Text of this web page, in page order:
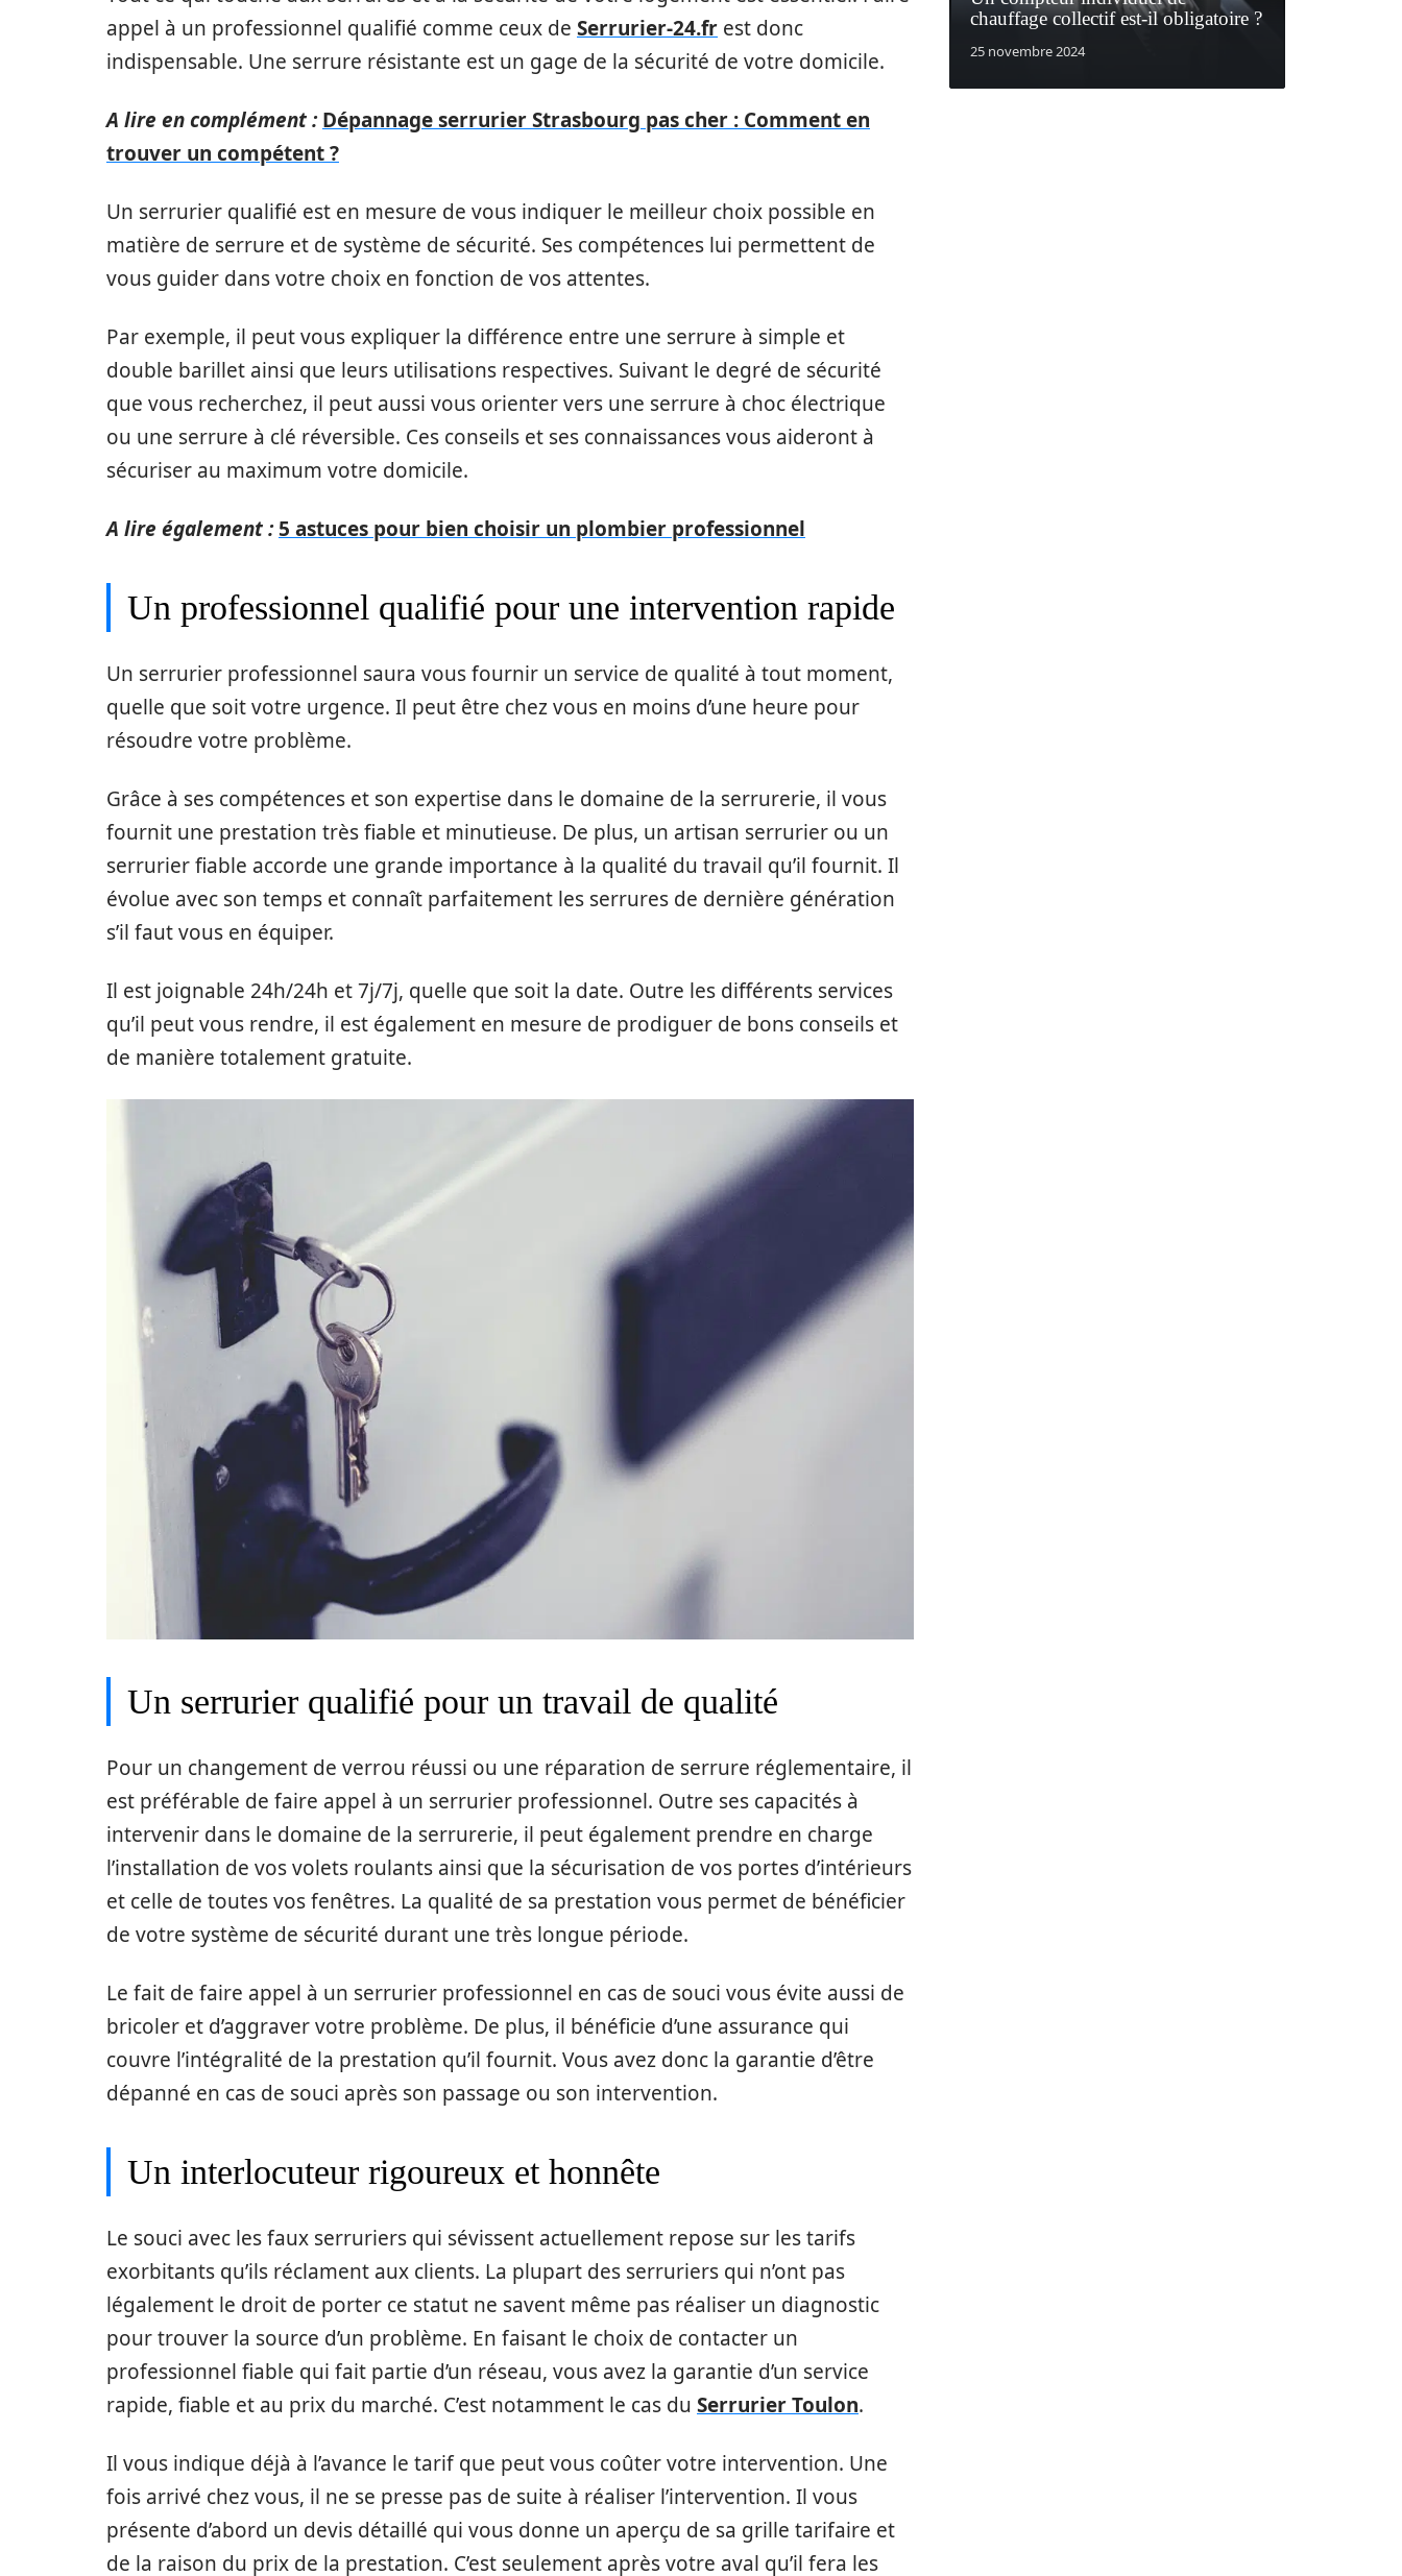
appel à un professionnel qualifié comme ceux de Serrurier-24.fr est donc
indispensable. Une serrure résistante est un gage de la sécurité de votre domicile.
A lire en complément : Dépannage serrurier Strasbourg pas cher : Comment en
trouver un compétent ?
Un serrurier qualifié est en mesure de vous indiquer le meilleur choix possible en
matière de serrure et de système de sécurité. Ses compétences lui permettent de
vous guider dans votre choix en fonction de vos attentes.
Par exemple, il peut vous expliquer la différence entre une serrure à simple et
double barillet ainsi que leurs utilisations respectives. Suivant le degré de sécurité
que vous recherchez, il peut aussi vous orienter vers une serrure à choc électrique
ou une serrure à clé réversible. Ces conseils et ses connaissances vous aideront à
sécuriser au maximum votre domicile.
A lire également : 5 astuces pour bien choisir un plombier professionnel
Un professionnel qualifié pour une intervention rapide
Un serrurier professionnel saura vous fournir un service de qualité à tout moment,
quelle que soit votre urgence. Il peut être chez vous en moins d’une heure pour
résoudre votre problème.
Grâce à ses compétences et son expertise dans le domaine de la serrurerie, il vous
fournit une prestation très fiable et minutieuse. De plus, un artisan serrurier ou un
serrurier fiable accorde une grande importance à la qualité du travail qu’il fournit. Il
évolue avec son temps et connaît parfaitement les serrures de dernière génération
s’il faut vous en équiper.
Il est joignable 24h/24h et 7j/7j, quelle que soit la date. Outre les différents services
qu’il peut vous rendre, il est également en mesure de prodiguer de bons conseils et
de manière totalement gratuite.
Un serrurier qualifié pour un travail de qualité
Pour un changement de verrou réussi ou une réparation de serrure réglementaire, il
est préférable de faire appel à un serrurier professionnel. Outre ses capacités à
intervenir dans le domaine de la serrurerie, il peut également prendre en charge
l’installation de vos volets roulants ainsi que la sécurisation de vos portes d’intérieurs
et celle de toutes vos fenêtres. La qualité de sa prestation vous permet de bénéficier
de votre système de sécurité durant une très longue période.
Le fait de faire appel à un serrurier professionnel en cas de souci vous évite aussi de
bricoler et d’aggraver votre problème. De plus, il bénéficie d’une assurance qui
couvre l’intégralité de la prestation qu’il fournit. Vous avez donc la garantie d’être
dépanné en cas de souci après son passage ou son intervention.
Un interlocuteur rigoureux et honnête
Le souci avec les faux serruriers qui sévissent actuellement repose sur les tarifs
exorbitants qu’ils réclament aux clients. La plupart des serruriers qui n’ont pas
légalement le droit de porter ce statut ne savent même pas réaliser un diagnostic
pour trouver la source d’un problème. En faisant le choix de contacter un
professionnel fiable qui fait partie d’un réseau, vous avez la garantie d’un service
rapide, fiable et au prix du marché. C’est notamment le cas du Serrurier Toulon.
Il vous indique déjà à l’avance le tarif que peut vous coûter votre intervention. Une
fois arrivé chez vous, il ne se presse pas de suite à réaliser l’intervention. Il vous
présente d’abord un devis détaillé qui vous donne un aperçu de sa grille tarifaire et
de la raison du prix de la prestation. C’est seulement après votre aval qu’il fera les
chauffage collectif est-il obligatoire ?
25 novembre 2024